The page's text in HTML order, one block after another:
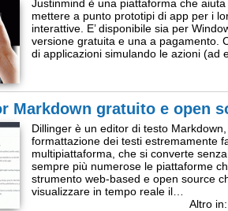
Justinmind è una piattaforma che
mettere a punto prototipi di app per i
interattive. E’ disponibile sia per
versione gratuita e una a pagamento.
di applicazioni simulando le azioni (ad
Markdown gratuito e open
Dillinger è un editor di testo
formattazione dei testi estremamente
multipiattaforma, che si converte
sempre più numerose le piattaforme
strumento web-based e open source
visualizzare in tempo reale il…
Altro